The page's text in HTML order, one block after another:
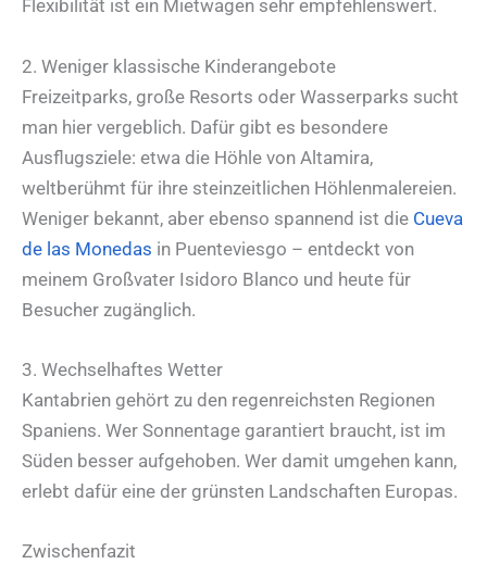
Flexibilität ist ein Mietwagen sehr empfehlenswert.
2. Weniger klassische Kinderangebote
Freizeitparks, große Resorts oder Wasserparks sucht
man hier vergeblich. Dafür gibt es besondere
Ausflugsziele: etwa die Höhle von Altamira,
weltberühmt für ihre steinzeitlichen Höhlenmalereien.
Weniger bekannt, aber ebenso spannend ist die Cueva
de las Monedas in Puenteviesgo – entdeckt von
meinem Großvater Isidoro Blanco und heute für
Besucher zugänglich.
3. Wechselhaftes Wetter
Kantabrien gehört zu den regenreichsten Regionen
Spaniens. Wer Sonnentage garantiert braucht, ist im
Süden besser aufgehoben. Wer damit umgehen kann,
erlebt dafür eine der grünsten Landschaften Europas.
Zwischenfazit